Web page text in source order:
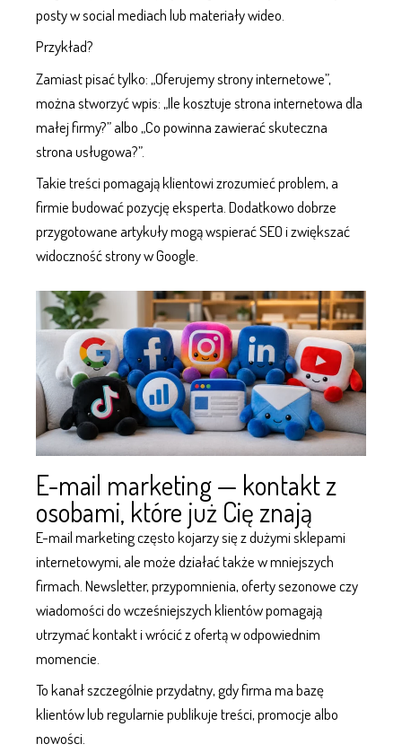
posty wsocial mediachlub materiały wideo.
Przykład?
Zamiast pisać tylko: „Oferujemy strony internetowe”,
można stworzyć wpis: „Ile kosztuje strona internetowa dla
małej firmy?” albo „Co powinna zawierać skuteczna
strona usługowa?”.
Takie treści pomagają klientowi zrozumieć problem, a
firmie budować pozycję eksperta. Dodatkowo dobrze
przygotowane artykuły mogą wspieraćSEOi zwiększać
widoczność strony w Google.
E-mail marketing — kontakt z
osobami, które już Cię znają
E-mail marketing często kojarzy się z dużymi sklepami
internetowymi, ale może działać także w mniejszych
firmach. Newsletter, przypomnienia, oferty sezonowe czy
wiadomości do wcześniejszych klientów pomagają
utrzymać kontakt i wrócić z ofertą w odpowiednim
momencie.
To kanał szczególnie przydatny, gdy firma ma bazę
klientów lub regularnie publikuje treści, promocje albo
nowości.